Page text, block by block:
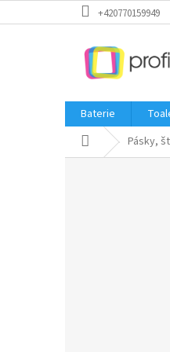
na
+420770159949
Baterie
Domů Pásky,